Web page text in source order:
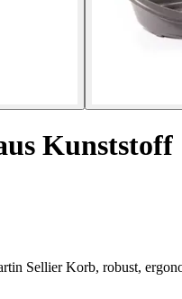
Kunststoff
Sellier Korb, robust,